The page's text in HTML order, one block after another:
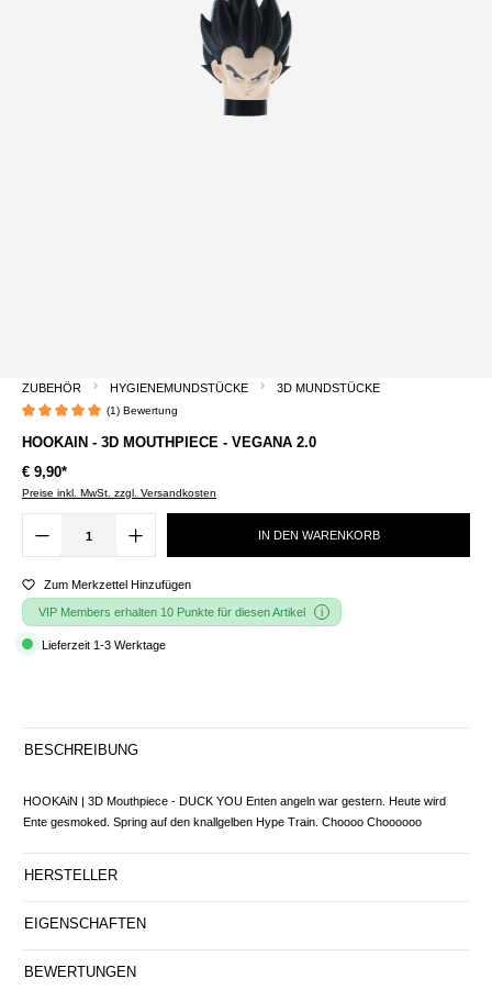
ZUBEHÖR HYGIENEMUNDSTÜCKE 3D MUNDSTÜCKE
(1) Bewertung
HOOKAIN - 3D MOUTHPIECE - VEGANA 2.0
€ 9,90*
Preise inkl. MwSt. zzgl. Versandkosten
IN DEN WARENKORB
Zum Merkzettel Hinzufügen
VIP Members erhalten 10 Punkte für diesen Artikel
Lieferzeit 1-3 Werktage
BESCHREIBUNG
HOOKAiN | 3D Mouthpiece - DUCK YOU Enten angeln war gestern. Heute wird
Ente gesmoked. Spring auf den knallgelben Hype Train. Choooo Choooooo
HERSTELLER
EIGENSCHAFTEN
BEWERTUNGEN